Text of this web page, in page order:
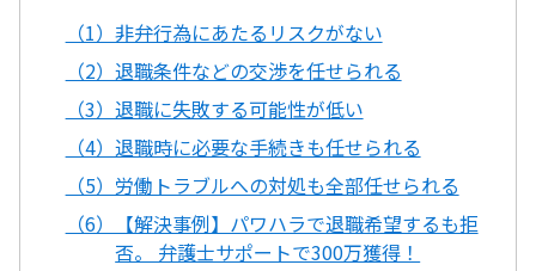
（1）非弁行為にあたるリスクがない
（2）退職条件などの交渉を任せられる
（3）退職に失敗する可能性が低い
（4）退職時に必要な手続きも任せられる
（5）労働トラブルへの対処も全部任せられる
（6）【解決事例】パワハラで退職希望するも拒
否。 弁護士サポートで300万獲得！